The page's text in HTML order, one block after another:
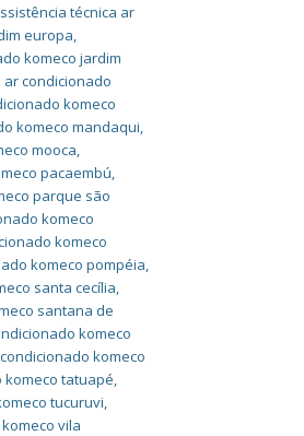
técnica ar
europa,
komeco jardim
condicionado
komeco
komeco mandaqui,
mooca,
pacaembú,
parque são
komeco
komeco
komeco pompéia,
santa cecília,
santana de
komeco
komeco
komeco tatuapé,
tucuruvi,
vila